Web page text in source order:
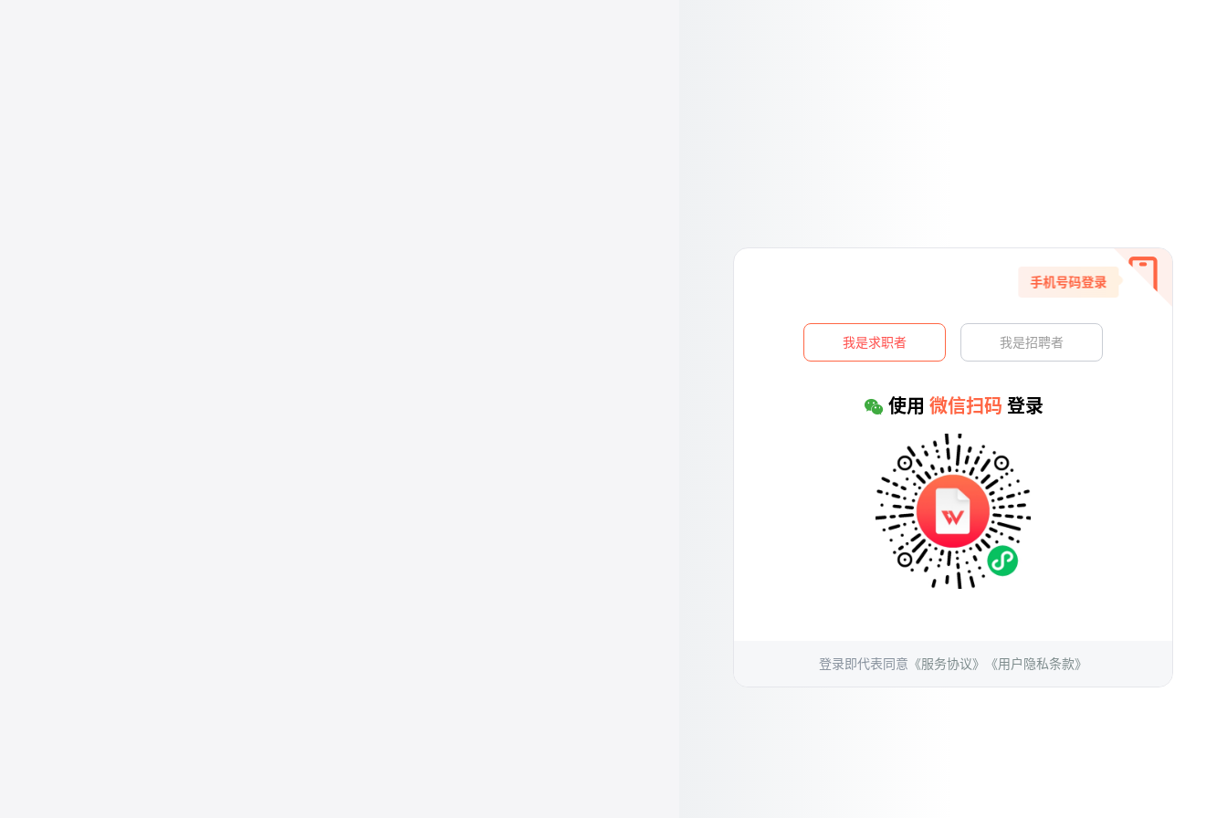
手机号码登录
我是求职者 我是招聘者
使用 微信扫码 登录
登录即代表同意 《服务协议》 《用户隐私条款》